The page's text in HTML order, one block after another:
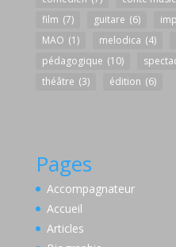
film (7) guitare (6)
MAO (1) melodica (4)
pédagogique (10)
théâtre (3) édition (6)
Pages
Accompagnateur
Accueil
Articles